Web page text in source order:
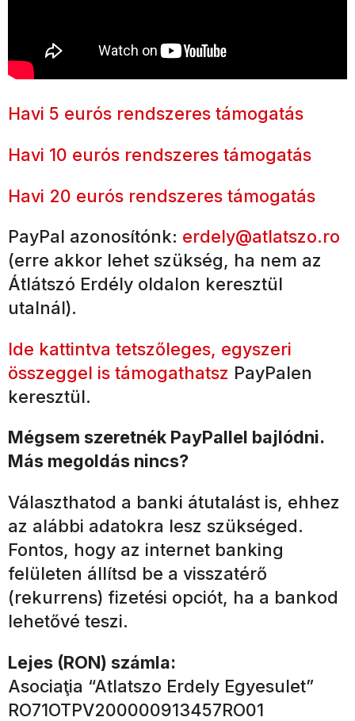
Havi 5 eurós rendszeres támogatás
Havi 10 eurós rendszeres támogatás
Havi 20 eurós rendszeres támogatás
PayPal azonosítónk: erdely@atlatszo.ro
(erre akkor lehet szükség, ha nem az
Átlátszó Erdély oldalon keresztül
utalnál).
Ide kattintva tetszőleges, egyszeri
összeggel is támogathatsz PayPalen
keresztül.
Mégsem szeretnék PayPallel bajlódni.
Más megoldás nincs?
Választhatod a banki átutalást is, ehhez
az alábbi adatokra lesz szükséged.
Fontos, hogy az internet banking
felületen állítsd be a visszatérő
(rekurrens) fizetési opciót, ha a bankod
lehetővé teszi.
Lejes (RON) számla:
Asociaţia “Atlatszo Erdely Egyesulet”
RO71OTPV200000913457RO01